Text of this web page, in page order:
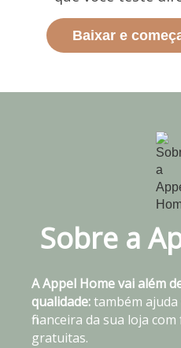
Baixar e
Sobre a
A Appel Home vai além
qualidade:também ajuda
financeira da sua loja
gratuitas.